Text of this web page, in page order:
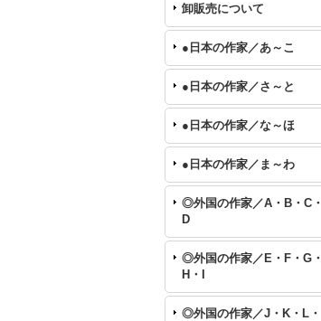
卸販売について
●日本の作家／あ～こ
●日本の作家／さ～と
●日本の作家／な～ほ
●日本の作家／ま～わ
◎外国の作家／A・B・C・
D
◎外国の作家／E・F・G・
H・I
◎外国の作家／J・K・L・